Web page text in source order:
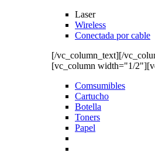
Laser
Wireless
Conectada por cable
[/vc_column_text][/
[vc_column width="1/
Comsumibles
Cartucho
Botella
Toners
Papel